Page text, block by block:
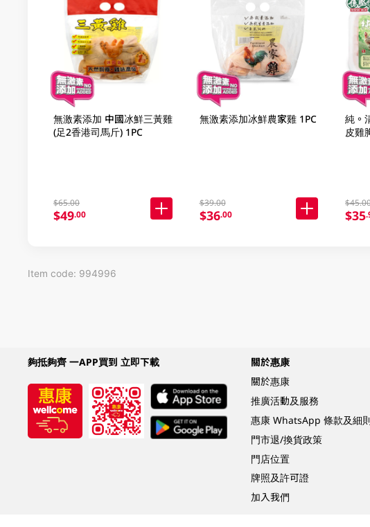
無激素添加 中國冰鮮三黃雞
(足2香港司馬斤) 1PC
$65.00
$49.00
無激素添加冰鮮農家雞 1PC
$39.00
$36.00
純。
皮雞
$35
Item code: 994996
夠抵夠齊 一APP買到 立即下載
關於惠康
關於惠康
推廣活動及服務
惠康 WhatsApp 條款及細
門市退/換貨政策
門店位置
牌照及許可證
加入我們